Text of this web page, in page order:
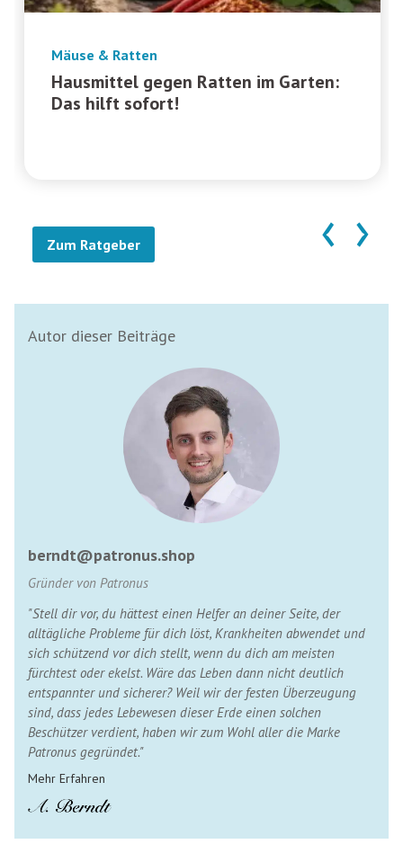
Mäuse & Ratten
Hausmittel gegen Ratten im Garten:
Das hilft sofort!
‹ ›
Zum Ratgeber
Autor dieser Beiträge
berndt@patronus.shop
Gründer von Patronus
"Stell dir vor, du hättest einen Helfer an deiner Seite, der
alltägliche Probleme für dich löst, Krankheiten abwendet und
sich schützend vor dich stellt, wenn du dich am meisten
fürchtest oder ekelst. Wäre das Leben dann nicht deutlich
entspannter und sicherer? Weil wir der festen Überzeugung
sind, dass jedes Lebewesen dieser Erde einen solchen
Beschützer verdient, haben wir zum Wohl aller die Marke
Patronus gegründet."
Mehr Erfahren